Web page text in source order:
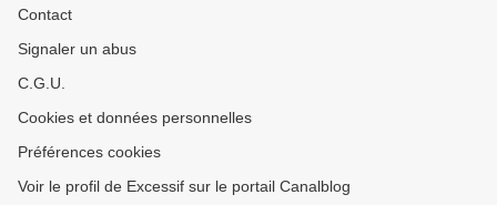
Contact
Signaler un abus
C.G.U.
Cookies et données personnelles
Préférences cookies
Voir le profil de Excessif sur le portail Canalblog